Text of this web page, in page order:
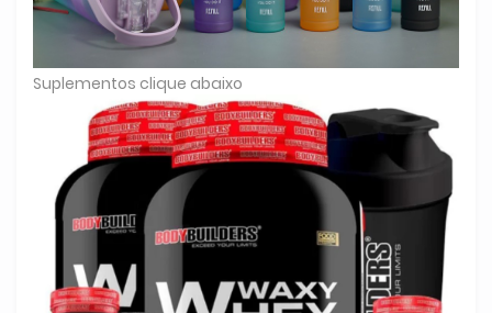
Suplementos clique abaixo